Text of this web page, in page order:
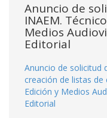
Anuncio de
INAEM.
Medios
Editorial
Anuncio de solicitud
creación de listas de
Edición y Medios
Editorial